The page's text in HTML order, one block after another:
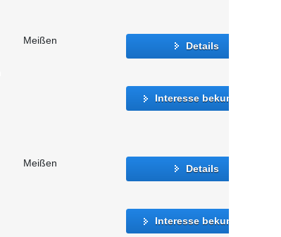
Meißen Details
Interesse bekunden
Meißen Details
Interesse bekunden